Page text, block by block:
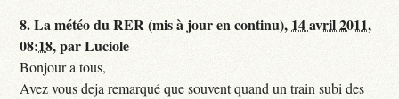
8.La météo du RER (mis à jour en continu), 14 avril 2011,
08:18,parLuciole
Bonjour a tous,
Avez vous deja remarqué que souvent quand un train subi des